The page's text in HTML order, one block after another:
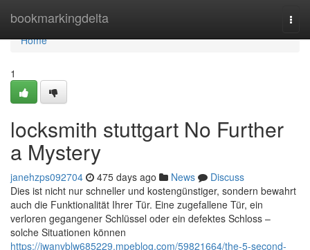
bookmarkingdelta
Home
Home
1
locksmith stuttgart No Further
a Mystery
janehzps092704 475 days ago News
Discuss
Dies ist nicht nur schneller und kostengünstiger, sondern bewahrt
auch die Funktionalität Ihrer Tür. Eine zugefallene Tür, ein
verloren gegangener Schlüssel oder ein defektes Schloss –
solche Situationen können
https://iwanvblw685229.mpeblog.com/59821664/the-5-second-